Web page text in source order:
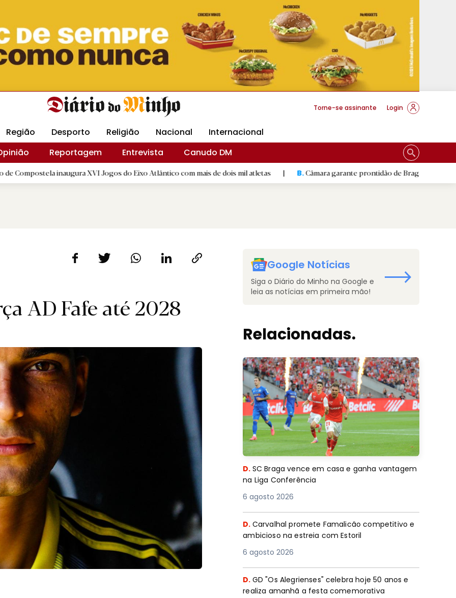
Revista Minha Gráfica DM Livraria DM Arquidiocese Braga
Torne-se assinante Login
Região Desporto Religião Nacional
Internacional
Reportagem Entrevista Canudo DM
inaugura XVI Jogos do Eixo Atlântico com mais de dois mil atletas | B.Câmara garante prontidão de Braga no resgate animal
AD Fafe até 2028
Google Notícias
Siga o Diário do Minho na Google e
leia as notícias em primeira mão!
Relacionadas.
D. SC Braga vence em casa e ganha vantagem
na Liga Conferência
6 agosto 2026
D. Carvalhal promete Famalicão competitivo e
ambicioso na estreia com Estoril
6 agosto 2026
D. GD "Os Alegrienses" celebra hoje 50 anos e
realiza amanhã a festa comemorativa